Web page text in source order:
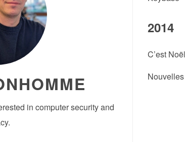
in computer security and
2014
C’est